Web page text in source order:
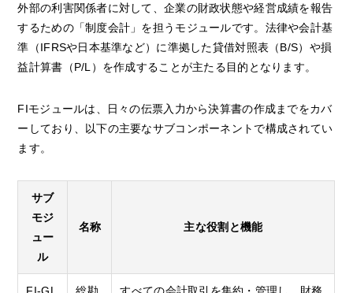
外部の利害関係者に対して、企業の財政状態や経営成績を報告
するための「制度会計」を担うモジュールです。法律や会計基
準（IFRSや日本基準など）に準拠した貸借対照表（B/S）や損
益計算書（P/L）を作成することが主たる目的となります。
FIモジュールは、日々の伝票入力から決算書の作成までをカバ
ーしており、以下の主要なサブコンポーネントで構成されてい
ます。
サブ
モジ
ュー
ル
名称 主な役割と機能
FI-GL
総勘
すべての会計取引を集約・管理し、財務